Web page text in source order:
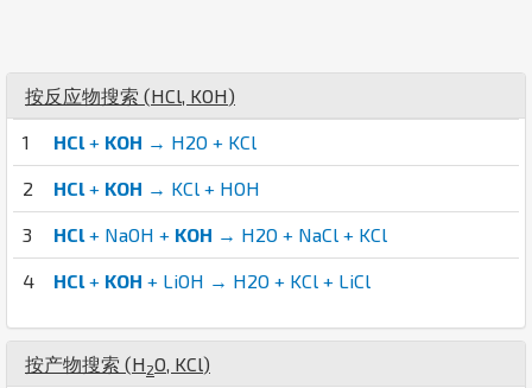
按反应物搜索 (HCl, KOH)
1 HCl+ KOH → H2O + KCl
2 HCl+ KOH → KCl + HOH
3 HCl+ NaOH + KOH → H2O + NaCl + KCl
4 HCl+ KOH + LiOH → H2O + KCl + LiCl
按产物搜索 (H 2O, KCl)